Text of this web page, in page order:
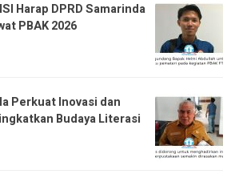
Harap DPRD Samarinda
PBAK 2026
Perkuat Inovasi dan
Budaya Literasi